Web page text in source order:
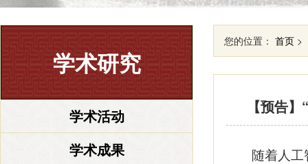
学术研究
学术活动
学术成果
您的位置： 首页 >
【预告
随着人